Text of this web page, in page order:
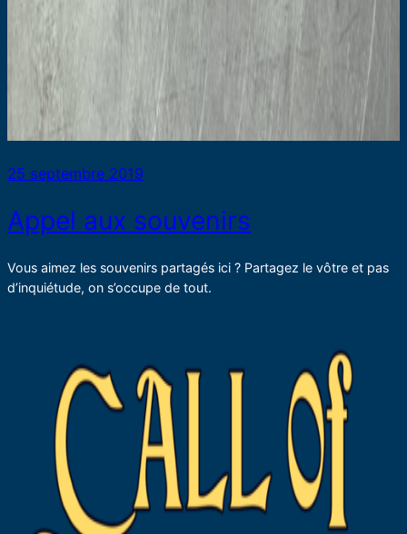
25 septembre 2019
Appel aux souvenirs
Vous aimez les souvenirs partagés ici ? Partagez le vôtre et pas
d’inquiétude, on s’occupe de tout.